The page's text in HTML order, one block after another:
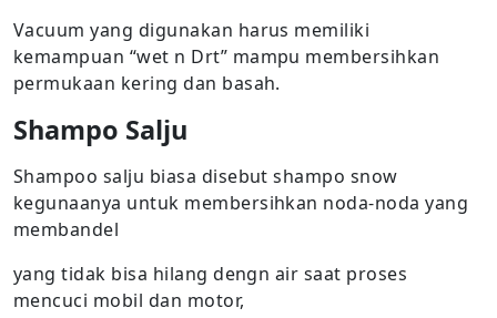
Vacuum yang digunakan harus memiliki
kemampuan “wet n Drt” mampu membersihkan
permukaan kering dan basah.
Shampo Salju
Shampoo salju biasa disebut shampo snow
kegunaanya untuk membersihkan noda-noda yang
membandel
yang tidak bisa hilang dengn air saat proses
mencuci mobil dan motor,